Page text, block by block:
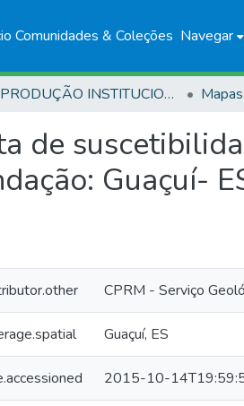
Comunidades & Coleções Navegar
PRODUÇÃO INSTITUCIONAL Mapas
de
Guaçuí-
CPRM - Serviço
Guaçuí, ES
2015-10-